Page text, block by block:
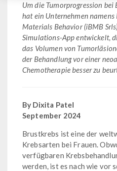
Um die Tumorprogression bei
hat ein Unternehmen
Materials Behavior (iBMB
Simulations-App entwickelt,
das Volumen von
der Behandlung vor einer
Chemotherapie besser zu
By Dixita Patel
September 2024
Brustkrebs ist eine der
Krebsarten bei Frauen.
verfügbaren
werden, ist es nach wie vor